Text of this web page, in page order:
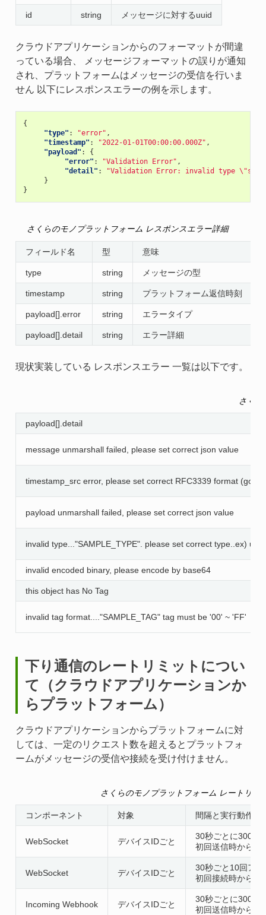
id string メッセージに対するuuid
クラウドアプリケーションからのフォーマットが間違
っている場合、 メッセージフォーマットの誤りが通知
され、プラットフォームはメッセージの受信を行いま
せん 以下にレスポンスエラーの例を示します。
{
"type" : "error" ,
"timestamp" : "2022-01-01T00:00:00.000Z" ,
"payload" :
{
"error" : "Validation Error" ,
"detail" :
"Validation Error: invalid type
}
}
さくらのモノプラットフォーム レスポンスエラー詳細
フィールド名 型 意味
type string メッセージの型
timestamp string プラットフォーム返信時刻
payload[].error string エラータイプ
payload[].detail string エラー詳細
現状実装している レスポンスエラー 一覧は以下です。
さく
payload[].detail
message unmarshall failed, please set correct json value
timestamp_src error, please set correct RFC3339 format (got
payload unmarshall failed, please set correct json value
invalid type..."SAMPLE_TYPE". please set correct type..ex)
invalid encoded binary, please encode by base64
this object has No Tag
invalid tag format...."SAMPLE_TAG" tag must be '00' ~ 'FF'
下り通信のレートリミットについ
て（クラウドアプリケーションか
らプラットフォーム）
クラウドアプリケーションからプラットフォームに対
しては、一定のリクエスト数を超えるとプラットフォ
ームがメッセージの受信や接続を受け付けません。
さくらのモノプラットフォーム レートリミ
コンポーネント 対象 間隔と実行動作
WebSocket デバイスIDごと
30秒ごとに300回
初回送信時から30
WebSocket デバイスIDごと
30秒ごと10回ア
初回接続時から30
Incoming Webhook デバイスIDごと
30秒ごとに300回
初回送信時から30